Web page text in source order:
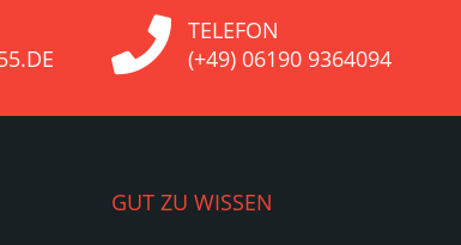
TELEFON
(+49) 06190 9364094
GUT ZU WISSEN